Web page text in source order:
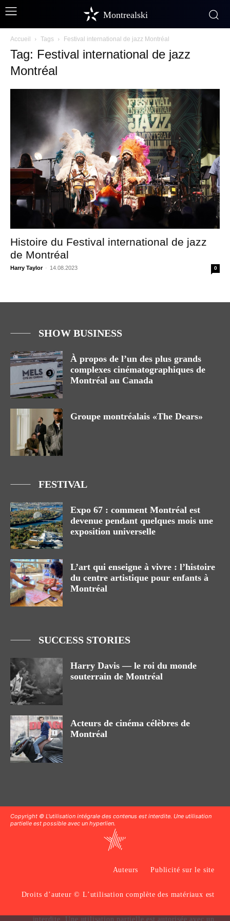
Montrealski
Accueil Tags Festival international de jazz Montréal
Tag: Festival international de jazz
Montréal
Histoire du Festival international de jazz
de Montréal
Harry Taylor - 14.08.2023 0
SHOW BUSINESS
À propos de l’un des plus grands
complexes cinématographiques de
Montréal au Canada
Groupe montréalais «The Dears»
FESTIVAL
Expo 67 : comment Montréal est
devenue pendant quelques mois une
exposition universelle
L’art qui enseigne à vivre : l’histoire
du centre artistique pour enfants à
Montréal
SUCCESS STORIES
Harry Davis — le roi du monde
souterrain de Montréal
Acteurs de cinéma célèbres de
Montréal
Copyright © L'utilisation intégrale des contenus est interdite. Une utilisation
partielle est possible avec un hyperlien.
Auteurs Publicité sur le site
Droits d’auteur © L’utilisation complète des matériaux est
interdite. Une utilisation partielle est autorisée avec un